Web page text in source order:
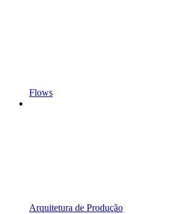
Flows
Arquitetura de Produção